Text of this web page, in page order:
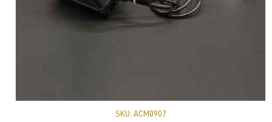
SKU: ACM0907